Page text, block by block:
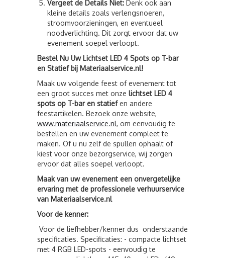
Vergeet de Details Niet: Denk ook aan
kleine details zoals verlengsnoeren,
stroomvoorzieningen, en eventueel
noodverlichting. Dit zorgt ervoor dat uw
evenement soepel verloopt.
Bestel Nu Uw Lichtset LED 4 Spots op T-bar
en Statief bij Materiaalservice.nl!
Maak uw volgende feest of evenement tot
een groot succes met onze lichtset LED 4
spots op T-bar en statiefen andere
feestartikelen. Bezoek onze website,
www.materiaalservice.nl, om eenvoudig te
bestellen en uw evenement compleet te
maken. Of u nu zelf de spullen ophaalt of
kiest voor onze bezorgservice, wij zorgen
ervoor dat alles soepel verloopt.
Maak van uw evenement een onvergetelijke
ervaring met de professionele verhuurservice
van Materiaalservice.nl
Voor de kenner:
Voor de liefhebber/kenner dus onderstaande
specificaties. Specificaties: - compacte lichtset
met 4 RGB LED-spots - eenvoudig te